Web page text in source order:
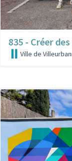
835 - Créer
Ville de